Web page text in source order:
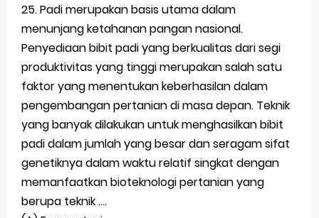
25. Padi merupakan basis utama dalam
menunjang ketahanan pangan nasional.
Penyediaan bibit padi yang berkualitas dari segi
produktivitas yang tinggi merupakan salah satu
faktor yang menentukan keberhasilan dalam
pengembangan pertanian di masa depan. Teknik
yang banyak dilakukan untuk menghasilkan bibit
padi dalam jumlah yang besar dan seragam sifat
genetiknya dalam waktu relatif singkat dengan
memanfaatkan bioteknologi pertanian yang
berupa teknik ....